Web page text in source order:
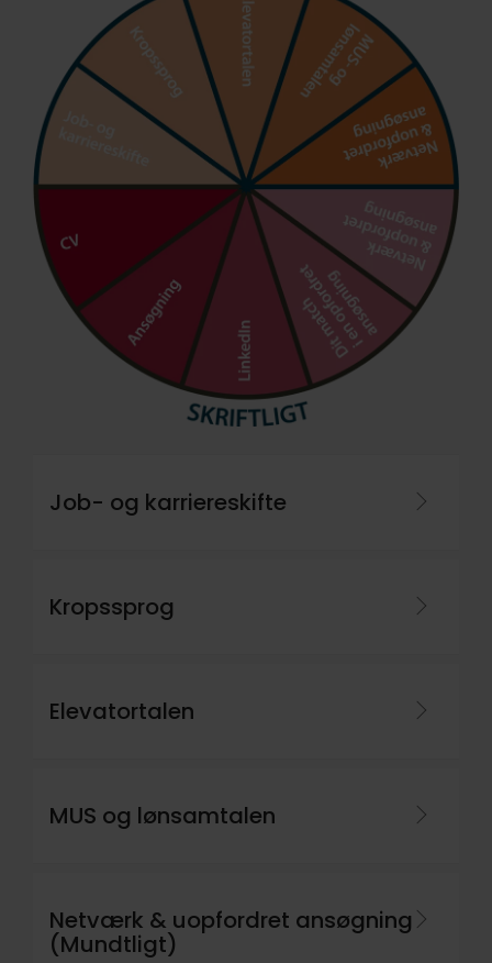
Start gerne med at finde ud af, hvad der
betyder mest for dig i forhold til, at du
trives i dit arbejdsliv — hvad vil du
henimod? Og hvad vil du væk fra?
Kig ned i dit brutto CV og reflekter over,
hvor du har haft det bedst, og hvad det
eventuelt var, der gjorde, at du trives
Lav ud fra dit CV en liste over de
arbejdsopgaver, du gerne vil have flere
af, og dem du vil have mindre af og tilføj
eventuelle arbejdsopgaver og
kompetencer, som du gerne vil have sat i
spil i fremtiden
Lav nu research på, hvilke stillinger og
ønsker til arbejdsopgaver — brug hertil
Jobindex arkivet og inddrag også gerne
dine muligheder. Har du de kompetencer,
Skal der ny uddannelse til, så gå i dialog
økonomi og fremtidige jobmuligheder
Få afdækket, hvilken betydning din nye
Job- og karriereskifte
Kropssprog
Elevatortalen
MUS og lønsamtalen
Netværk & uopfordret ansøgning
(Mundtligt)